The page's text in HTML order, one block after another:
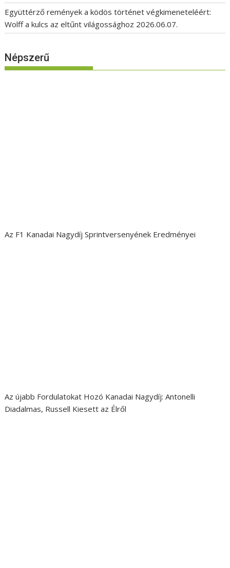
Együttérző remények a ködös történet végkimeneteléért:
Wolff a kulcs az eltűnt világossághoz 2026.06.07.
Népszerű
Az F1 Kanadai Nagydíj Sprintversenyének Eredményei
Az újabb Fordulatokat Hozó Kanadai Nagydíj: Antonelli
Diadalmas, Russell Kiesett az Élről